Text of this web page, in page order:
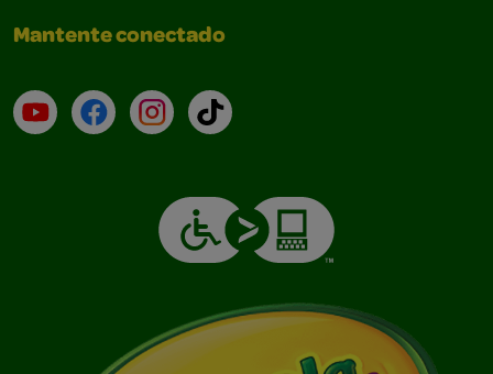
Mantente conectado
YouTube (en inglés)
Facebook (en inglés)
Instagram (en inglés)
TikTok